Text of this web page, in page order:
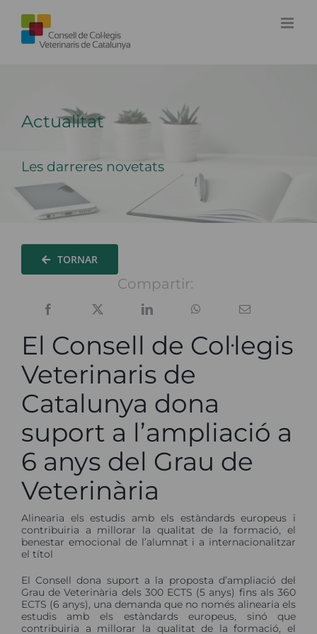
content
Actualitat
Les darreres novetats
TORNAR
Compartir:
El Consell de Col·legis
Veterinaris de
Catalunya dona
suport a l’ampliació a
6 anys del Grau de
Veterinària
Alinearia els estudis amb els estàndards europeus i
contribuiria a millorar la qualitat de la formació, el
benestar emocional de l’alumnat i a internacionalitzar
el títol
El Consell dona suport a la proposta d’ampliació del
Grau de Veterinària dels 300 ECTS (5 anys) fins als 360
ECTS (6 anys), una demanda que no només alinearia els
estudis amb els estàndards europeus, sinó que
contribuiria a millorar la qualitat de la formació, el